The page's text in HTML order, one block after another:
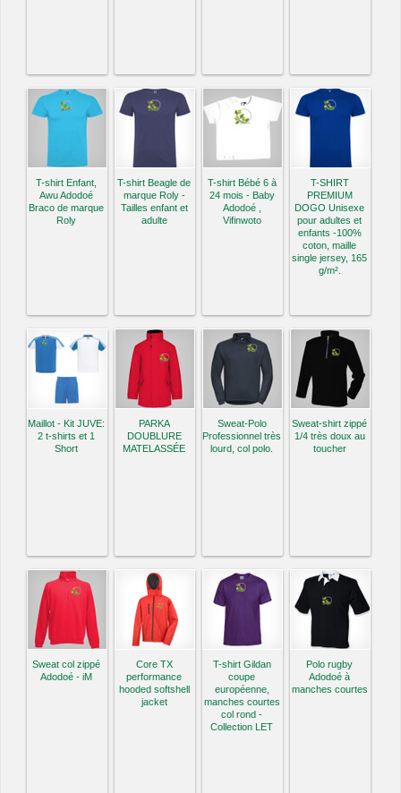
T-shirt Enfant,
Awu Adodoé
Braco de marque
Roly
T-shirt Beagle de
marque Roly -
Tailles enfant et
adulte
T-shirt Bébé 6 à
24 mois - Baby
Adodoé ,
Vifinwoto
T-SHIRT
PREMIUM
DOGO Unisexe
pour adultes et
enfants -100%
coton, maille
single jersey, 165
g/m².
Maillot - Kit JUVE:
2 t-shirts et 1
Short
PARKA
DOUBLURE
MATELASSÉE
Sweat-Polo
Professionnel très
lourd, col polo.
Sweat-shirt zippé
1/4 très doux au
toucher
Sweat col zippé
Adodoé - iM
Core TX
performance
hooded softshell
jacket
T-shirt Gildan
coupe
européenne,
manches courtes
col rond -
Collection LET
Polo rugby
Adodoé à
manches courtes